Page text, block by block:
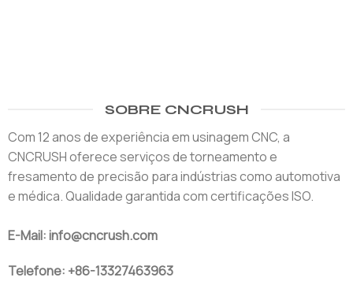
SOBRE CNCRUSH
Com 12 anos de experiência em usinagem CNC, a
CNCRUSH oferece serviços de torneamento e
fresamento de precisão para indústrias como automotiva
e médica. Qualidade garantida com certificações ISO.
E-Mail: info@cncrush.com
Telefone: +86-13327463963